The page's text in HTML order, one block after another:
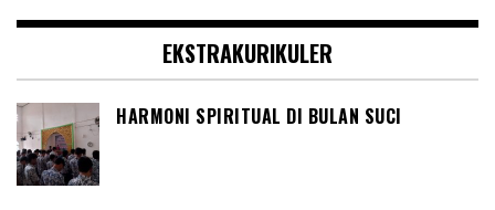
EKSTRAKURIKULER
HARMONI SPIRITUAL DI BULAN SUCI